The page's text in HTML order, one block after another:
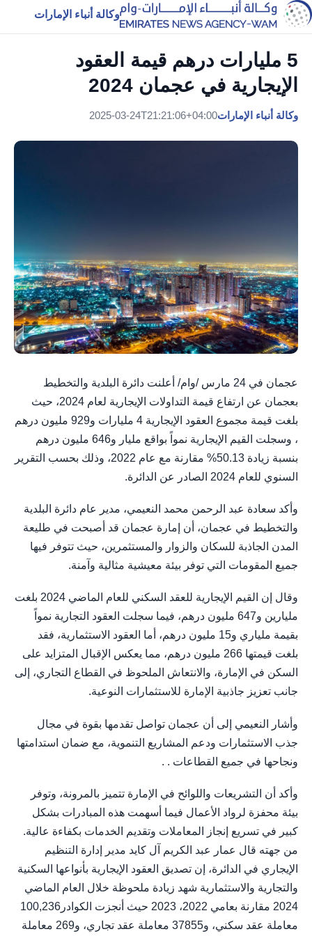
وكالة أنباء الإمارات
5 مليارات درهم قيمة العقود
الإيجارية في عجمان 2024
وكالة أنباء الإمارات2025-03-24T21:21:06+04:00
عجمان في 24 مارس /وام/ أعلنت دائرة البلدية والتخطيط
بعجمان عن ارتفاع قيمة التداولات الإيجارية لعام 2024، حيث
بلغت قيمة مجموع العقود الإيجارية 4 مليارات و929 مليون درهم
، وسجلت القيم الإيجارية نمواً بواقع مليار و646 مليون درهم
بنسبة زيادة 50.13% مقارنة مع عام 2022، وذلك بحسب التقرير
السنوي للعام 2024 الصادر عن الدائرة.
وأكد سعادة عبد الرحمن محمد النعيمي، مدير عام دائرة البلدية
والتخطيط في عجمان، أن إمارة عجمان قد أصبحت في طليعة
المدن الجاذبة للسكان والزوار والمستثمرين، حيث تتوفر فيها
جميع المقومات التي توفر بيئة معيشية مثالية وآمنة.
وقال إن القيم الإيجارية للعقد السكني للعام الماضي 2024 بلغت
مليارين و647 مليون درهم، فيما سجلت العقود التجارية نمواً
بقيمة ملياري و15 مليون درهم، أما العقود الاستثمارية، فقد
بلغت قيمتها 266 مليون درهم، مما يعكس الإقبال المتزايد على
السكن في الإمارة، والانتعاش الملحوظ في القطاع التجاري، إلى
جانب تعزيز جاذبية الإمارة للاستثمارات النوعية.
وأشار النعيمي إلى أن عجمان تواصل تقدمها بقوة في مجال
جذب الاستثمارات ودعم المشاريع التنموية، مع ضمان استدامتها
ونجاحها في جميع القطاعات . .
وأكد أن التشريعات واللوائح في الإمارة تتميز بالمرونة، وتوفر
بيئة محفزة لرواد الأعمال فيما أسهمت هذه المبادرات بشكل
كبير في تسريع إنجاز المعاملات وتقديم الخدمات بكفاءة عالية.
من جهته قال عمار عبد الكريم آل كايد مدير إدارة التنظيم
الإيجاري في الدائرة، إن تصديق العقود الإيجارية بأنواعها السكنية
والتجارية والاستثمارية شهد زيادة ملحوظة خلال العام الماضي
2024 مقارنة بعامي 2022، 2023 حيث أنجزت الكوادر100,236
معاملة عقد سكني، و37855 معاملة عقد تجاري، و269 معاملة